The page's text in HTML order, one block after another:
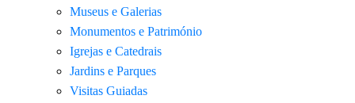
Museus e Galerias
Monumentos e Património
Igrejas e Catedrais
Jardins e Parques
Visitas Guiadas